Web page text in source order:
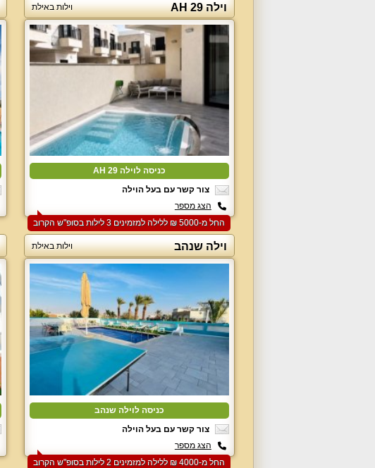
וילה 29 AH וילות באילת
כניסה לוילה 29 AH
צור קשר עם בעל הוילה
הצג מספר
החל מ-‏5000 ₪ ללילה למזמינים 3 לילות בסופ"ש הקרוב
וילה שנהב וילות באילת
כניסה לוילה שנהב
צור קשר עם בעל הוילה
הצג מספר
החל מ-‏4000 ₪ ללילה למזמינים 2 לילות בסופ"ש הקרוב